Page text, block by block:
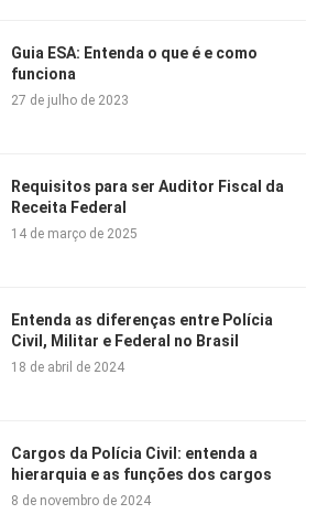
Guia ESA: Entenda o que é e como
funciona
27 de julho de 2023
Requisitos para ser Auditor Fiscal da
Receita Federal
14 de março de 2025
Entenda as diferenças entre Polícia
Civil, Militar e Federal no Brasil
18 de abril de 2024
Cargos da Polícia Civil: entenda a
hierarquia e as funções dos cargos
8 de novembro de 2024